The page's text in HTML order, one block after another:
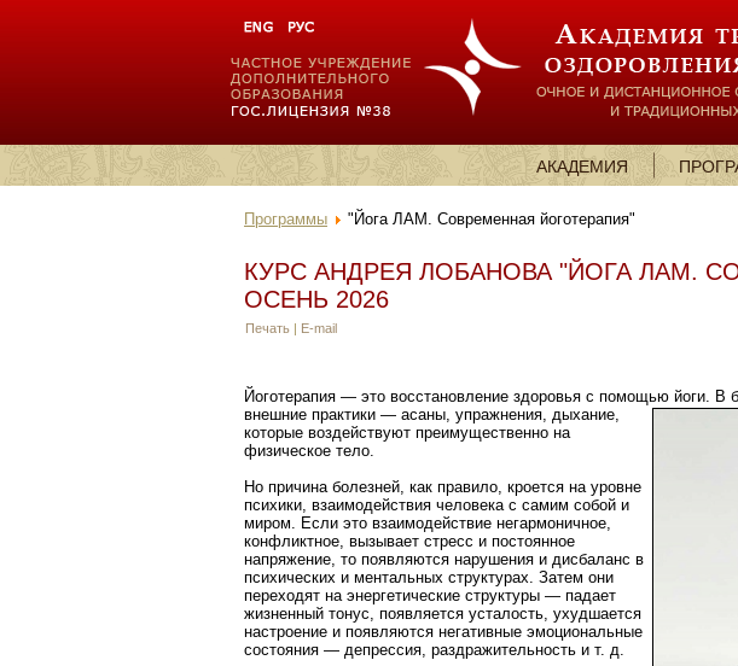
АКАДЕМИЯ
Программы "Йога ЛАМ. Современная йоготерапия"
КУРС АНДРЕЯ ЛОБАНОВА "ЙОГА ЛАМ.
ОСЕНЬ 2026
Печать | E-mail
Йоготерапия — это восстановление здоровья с помощью йоги. В
внешние практики — асаны, упражнения, дыхание,
которые воздействуют преимущественно на
физическое тело.
Но причина болезней, как правило, кроется на уровне
психики, взаимодействия человека с самим собой и
миром. Если это взаимодействие негармоничное,
конфликтное, вызывает стресс и постоянное
напряжение, то появляются нарушения и дисбаланс в
психических и ментальных структурах. Затем они
переходят на энергетические структуры — падает
жизненный тонус, появляется усталость, ухудшается
настроение и появляются негативные эмоциональные
состояния — депрессия, раздражительность и т. д.